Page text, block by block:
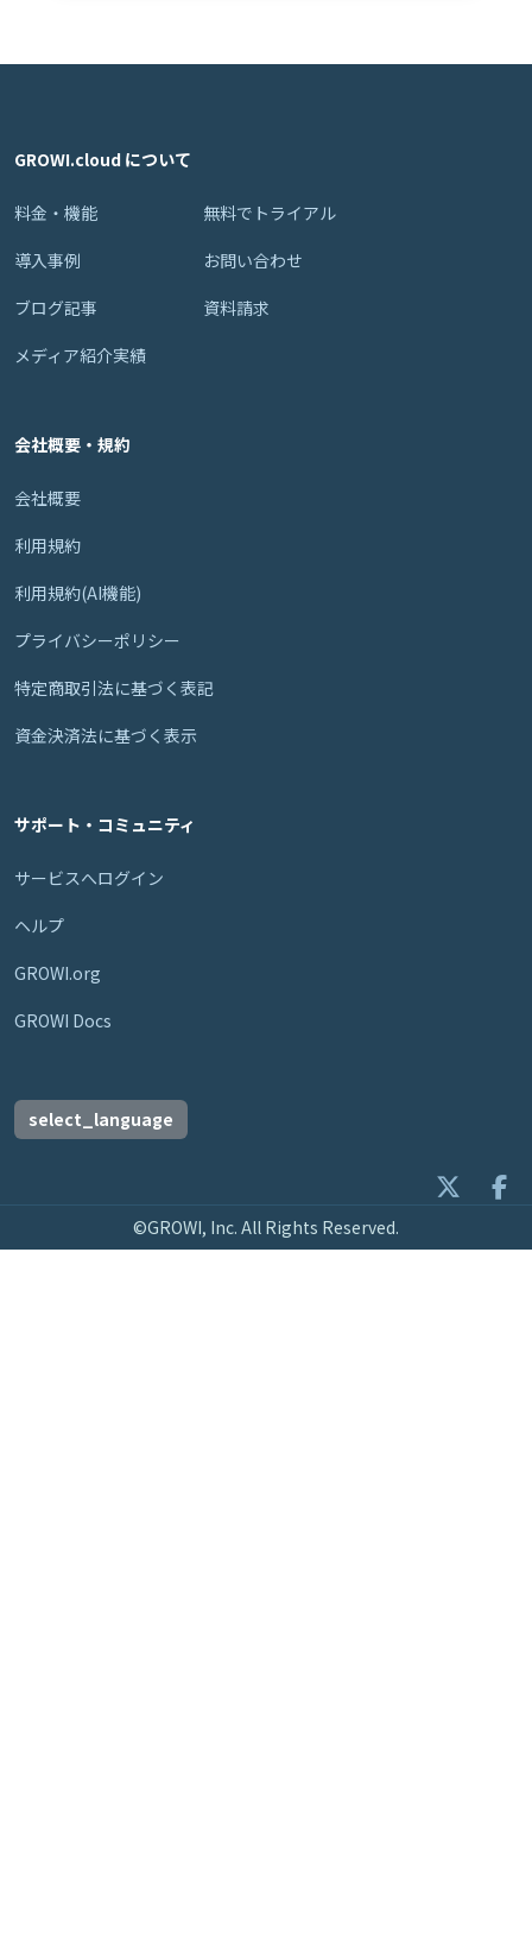
GROWI.cloud について
料金・機能
導入事例
ブログ記事
メディア紹介実績
無料でトライアル
お問い合わせ
資料請求
会社概要・規約
会社概要
利用規約
利用規約(AI機能)
プライバシーポリシー
特定商取引法に基づく表記
資金決済法に基づく表示
サポート・コミュニティ
サービスへログイン
ヘルプ
GROWI.org
GROWI Docs
select_language
©GROWI, Inc. All Rights Reserved.